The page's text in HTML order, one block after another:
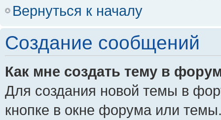
Вернуться к началу
Создание сообщений
Как мне создать тему в
Для создания новой темы в
кнопке в окне форума или